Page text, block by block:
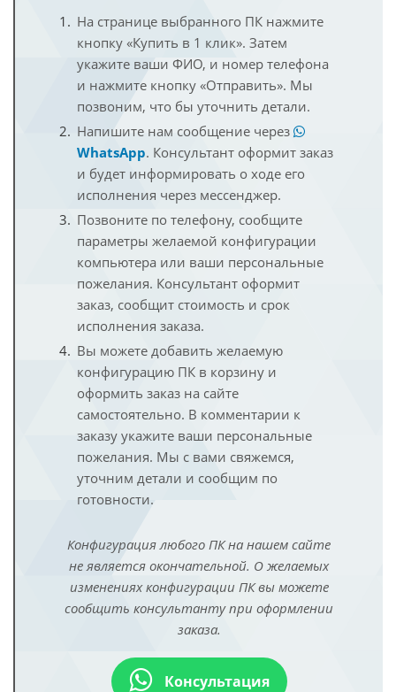
На странице выбранного ПК нажмите
кнопку «Купить в 1 клик». Затем
укажите ваши ФИО, и номер телефона
и нажмите кнопку «Отправить». Мы
позвоним, что бы уточнить детали.
Напишите нам сообщение через
WhatsApp. Консультант оформит заказ
и будет информировать о ходе его
исполнения через мессенджер.
Позвоните по телефону, сообщите
параметры желаемой конфигурации
компьютера или ваши персональные
пожелания. Консультант оформит
заказ, сообщит стоимость и срок
исполнения заказа.
Вы можете добавить желаемую
конфигурацию ПК в корзину и
оформить заказ на сайте
самостоятельно. В комментарии к
заказу укажите ваши персональные
пожелания. Мы с вами свяжемся,
уточним детали и сообщим по
готовности.
Конфигурация любого ПК на нашем сайте
не является окончательной. О желаемых
изменениях конфигурации ПК вы можете
сообщить консультанту при оформлении
заказа.
Консультация